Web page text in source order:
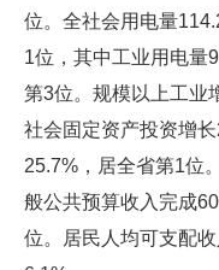
位。全社会用电量
1位，其中工业用电量
第3位。规模以上工业
社会固定资产投资增
25.7%，居全省第1位
般公共预算收入完成
位。居民人均可支配